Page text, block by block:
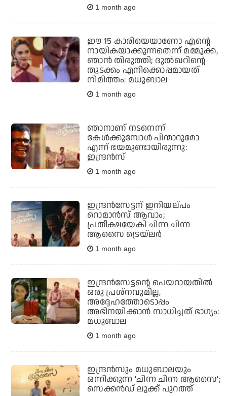
1 month ago
ഈ 15 കാരിയെയാണോ എന്റെ
നായികയാക്കുന്നതെന്ന് മമ്മൂക്ക,
ഞാന്‍ തിരുത്തി; ദുല്‍ഖറിന്റെ
തുടക്കം എനിക്കൊപ്പമായത്
നിമിത്തം: മധുബാല
1 month ago
ഞാനാണ് നടനെന്ന്
കേള്‍ക്കുമ്പോള്‍ പിന്മാറുമോ
എന്ന് ഭയമുണ്ടായിരുന്നു:
ഇന്ദ്രന്‍സ്
1 month ago
ഇന്ദ്രന്‍സേട്ടന് ഇനിയല്പം
റൊമാന്‍സ് ആവാം;
പ്രതീക്ഷയേകി ചിന്ന ചിന്ന
ആസൈ ട്രെയ്‌ലര്‍
1 month ago
ഇന്ദ്രന്‍സേട്ടന്റെ പെയറായതില്‍
ഒരു പ്രശ്‌നവുമില്ല,
അദ്ദേഹത്തോടൊപ്പം
അഭിനയിക്കാന്‍ സാധിച്ചത് ഭാഗ്യം:
മധുബാല
1 month ago
ഇന്ദ്രന്‍സും മധുബാലയും
ഒന്നിക്കുന്ന 'ചിന്ന ചിന്ന ആസൈ';
സെക്കന്‍ഡ് ലുക്ക് പുറത്ത്